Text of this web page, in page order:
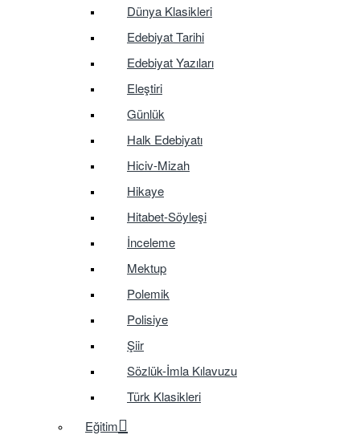
Dünya Klasikleri
Edebiyat Tarihi
Edebiyat Yazıları
Eleştiri
Günlük
Halk Edebiyatı
Hiciv-Mizah
Hikaye
Hitabet-Söyleşi
İnceleme
Mektup
Polemik
Polisiye
Şiir
Sözlük-İmla Kılavuzu
Türk Klasikleri
Eğitim